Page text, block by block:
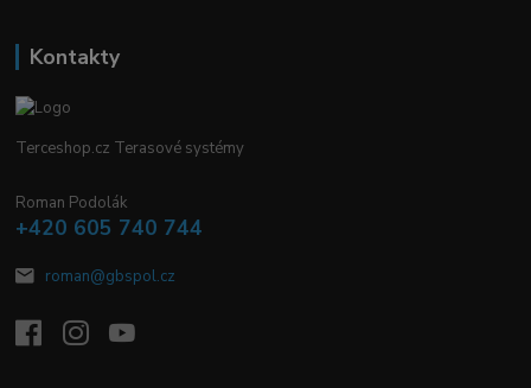
Kontakty
Terceshop.cz Terasové systémy
Roman Podolák
+420 605 740 744
roman@gbspol.cz